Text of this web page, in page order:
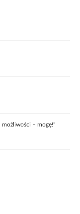
możliwości – mogę!”